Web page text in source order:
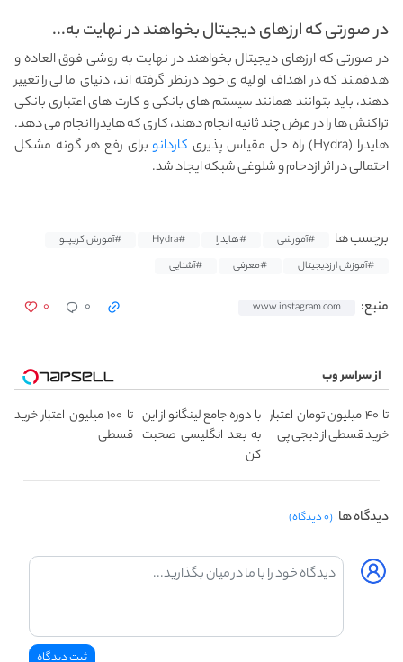
در صورتی که ارزهای دیجیتال بخواهند در نهایت به...
در صورتی که ارزهای دیجیتال بخواهند در نهایت به روشی فوق العاده و
هدفمند که در اهداف اولیه ی خود درنظر گرفته اند، دنیای مالی را تغییر
دهند، باید بتوانند همانند سیستم های بانکی و کارت های اعتباری بانکی
تراکنش ها را در عرض چند ثانیه انجام دهند، کاری که هایدرا انجام می دهد.
هایدرا (Hydra) راه حل مقیاس پذیری
کاردانو برای رفع هر گونه مشکل
احتمالی در اثر ازدحام و شلوغی شبکه ایجاد شد.
برچسب ها #آموزشی #هایدرا #Hydra
#آموزش کریپتو
#آموزش ارزدیجیتال
#معرفی #آشنایی
منبع: www.instagram.com ۰ ۰
از سراسر وب
تا ۴۰ میلیون تومان اعتبار
خرید قسطی از دیجی پی
با دوره جامع لینگانو از این
به بعد انگلیسی صحبت
کن
تا ۱۰۰ میلیون اعتبار خرید
قسطی
دیدگاه ها (۰ دیدگاه)